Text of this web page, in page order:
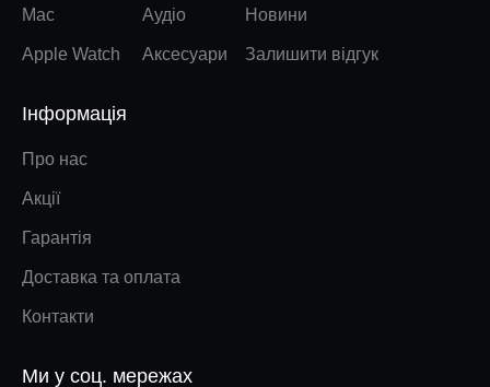
Mac
Apple Watch
Аудіо
Аксесуари
Новини
Залишити відгук
Інформація
Про нас
Акції
Гарантія
Доставка та оплата
Контакти
Ми у соц. мережах